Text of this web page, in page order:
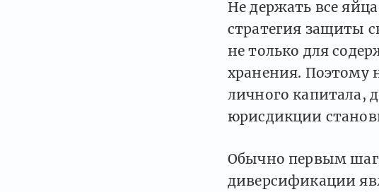
Не держать все
стратегия защиты
не только для
хранения. Поэтому
личного капитала,
юрисдикции
Обычно первым
диверсификации